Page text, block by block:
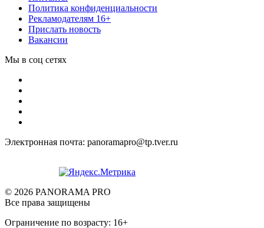
Политика конфиденциальности
Рекламодателям 16+
Прислать новость
Вакансии
Мы в соц сетях
Электронная почта: panoramapro@tp.tver.ru
© 2026 PANORAMA PRO
Все права защищены
Ограничение по возрасту: 16+